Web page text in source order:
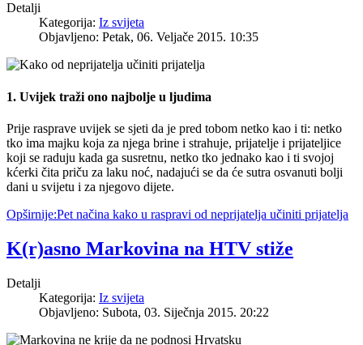
Detalji
Kategorija: Iz svijeta
Objavljeno: Petak, 06. Veljače 2015. 10:35
1. Uvijek traži ono najbolje u ljudima
Prije rasprave uvijek se sjeti da je pred tobom netko kao i ti: netko
tko ima majku koja za njega brine i strahuje, prijatelje i prijateljice
koji se raduju kada ga susretnu, netko tko jednako kao i ti svojoj
kćerki čita priču za laku noć, nadajući se da će sutra osvanuti bolji
dani u svijetu i za njegovo dijete.
Opširnije:Pet načina kako u raspravi od neprijatelja učiniti prijatelja
K(r)asno Markovina na HTV stiže
Detalji
Kategorija: Iz svijeta
Objavljeno: Subota, 03. Siječnja 2015. 20:22